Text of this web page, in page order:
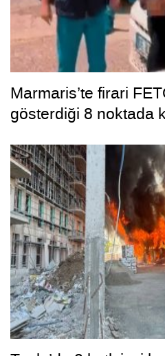
Marmaris’te firari
gösterdiği 8 noktada